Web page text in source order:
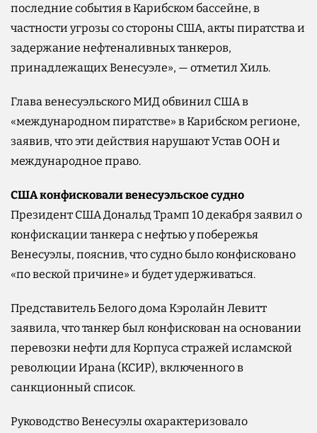
последние события в Карибском бассейне, в
частности угрозы со стороны США, акты пиратства и
задержание нефтеналивных танкеров,
принадлежащих Венесуэле», — отметил Хиль.
Глава венесуэльского МИД обвинил США в
«международном пиратстве» в Карибском регионе,
заявив, что эти действия нарушают Устав ООН и
международное право.
США конфисковали венесуэльское судно
Президент США Дональд Трамп 10 декабря заявил о
конфискации танкера с нефтью у побережья
Венесуэлы, пояснив, что судно было конфисковано
«по веской причине» и будет удерживаться.
Представитель Белого дома Кэролайн Левитт
заявила, что танкер был конфискован на основании
перевозки нефти для Корпуса стражей исламской
революции Ирана (КСИР), включенного в
санкционный список.
Руководство Венесуэлы охарактеризовало